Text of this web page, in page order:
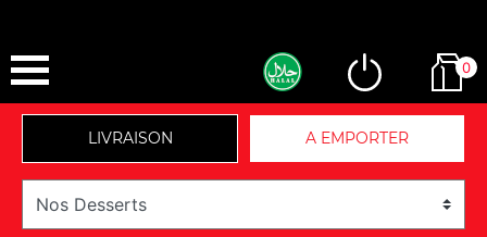
0
LIVRAISON A EMPORTER